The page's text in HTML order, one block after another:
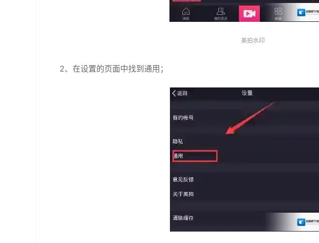
美拍水印
2、在设置的页面中找到通用；